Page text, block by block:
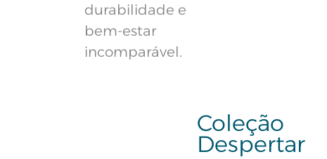
durabilidade e
bem-estar
incomparável.
Coleção
Despertar